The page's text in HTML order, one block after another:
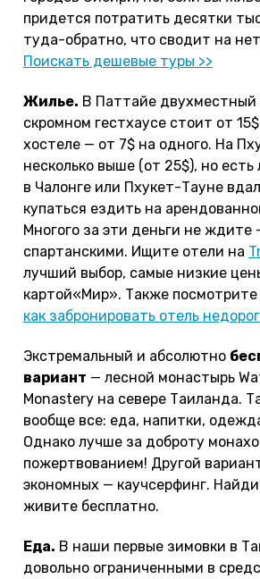
придется потратить десятки
туда-обратно, что сводит на
Поискать дешевые туры >>
Жилье. В Паттайе двухместный
скромном гестхаусе стоит от
хостеле — от 7$ на одного. На
несколько выше (от 25$), но
в Чалонге или Пхукет-Тауне
купаться ездить на
Многого за эти деньги не ждите
спартанскими. Ищите отели на
лучший выбор, самые низкие
картой«Мир». Также
как забронировать отель
Экстремальный и абсолютно
вариант — лесной монастырь
Monastery на севере Таиланда.
вообще все: еда, напитки,
Однако лучше за доброту
пожертвованием! Другой
экономных — каучсерфинг.
живите бесплатно.
Еда. В наши первые зимовки в
довольно ограниченными в